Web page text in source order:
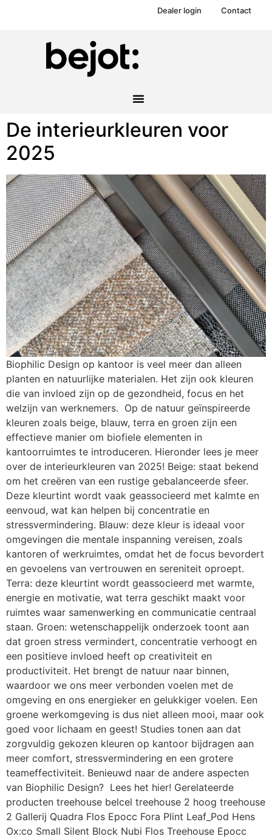
Dealer login Contact
De interieurkleuren voor
2025
Biophilic Design op kantoor is veel meer dan alleen
planten en natuurlijke materialen. Het zijn ook kleuren
die van invloed zijn op de gezondheid, focus en het
welzijn van werknemers. Op de natuur geïnspireerde
kleuren zoals beige, blauw, terra en groen zijn een
effectieve manier om biofiele elementen in
kantoorruimtes te introduceren. Hieronder lees je meer
over de interieurkleuren van 2025! Beige: staat bekend
om het creëren van een rustige gebalanceerde sfeer.
Deze kleurtint wordt vaak geassocieerd met kalmte en
eenvoud, wat kan helpen bij concentratie en
stressvermindering. Blauw: deze kleur is ideaal voor
omgevingen die mentale inspanning vereisen, zoals
kantoren of werkruimtes, omdat het de focus bevordert
en gevoelens van vertrouwen en sereniteit oproept.
Terra: deze kleurtint wordt geassocieerd met warmte,
energie en motivatie, wat terra geschikt maakt voor
ruimtes waar samenwerking en communicatie centraal
staan. Groen: wetenschappelijk onderzoek toont aan
dat groen stress vermindert, concentratie verhoogt en
een positieve invloed heeft op creativiteit en
productiviteit. Het brengt de natuur naar binnen,
waardoor we ons meer verbonden voelen met de
omgeving en ons energieker en gelukkiger voelen. Een
groene werkomgeving is dus niet alleen mooi, maar ook
goed voor lichaam en geest! Studies tonen aan dat
zorgvuldig gekozen kleuren op kantoor bijdragen aan
meer comfort, stressvermindering en een grotere
teameffectiviteit. Benieuwd naar de andere aspecten
van Biophilic Design? Lees het hier! Gerelateerde
producten treehouse belcel treehouse 2 hoog treehouse
2 Gallerij Quadra Flos Epocc Fora Plint Leaf_Pod Hens
Ox:co Small Silent Block Nubi Flos Treehouse Epocc